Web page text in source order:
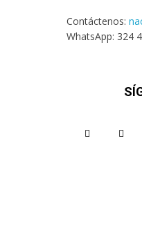
Contáctenos:
WhatsApp: 324